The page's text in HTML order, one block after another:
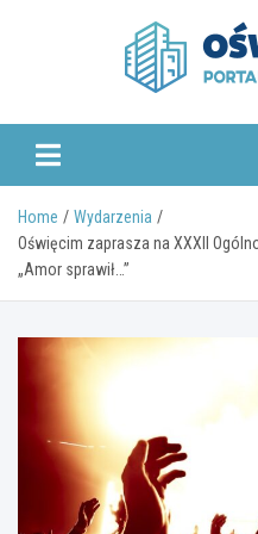
Home
Wydarzenia
Oświęcim zaprasza na XXXII
„Amor sprawił…”